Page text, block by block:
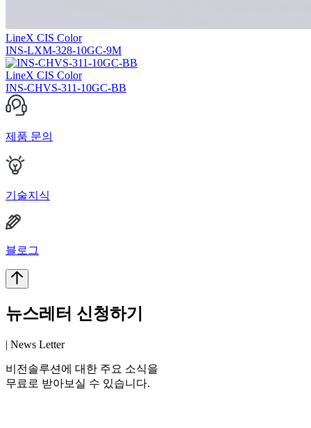
LineX CIS Color
INS-LXM-328-10GC-9M
LineX CIS Color
INS-CHVS-311-10GC-BB
제품 문의
기술지식
블로그
뉴스레터 신청하기
| News Letter
비전솔루션에 대한 주요 소식을
무료로 받아보실 수 있습니다.